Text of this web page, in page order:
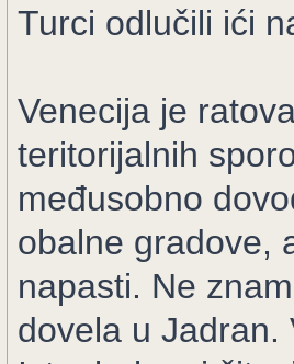
Turci odlučili ići
Venecija je
teritorijalnih
međusobno
obalne gradove,
napasti. Ne
dovela u Jadran.